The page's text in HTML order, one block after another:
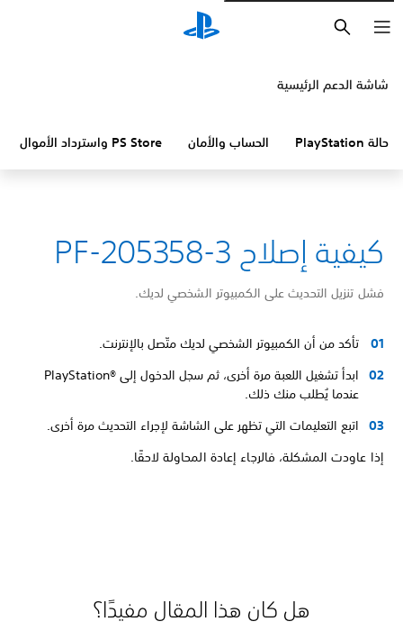
شاشة الدعم الرئيسية
حالة PlayStation الحساب والأمان PS Store واسترداد الأموال
كيفية إصلاح PF-205358-3
فشل تنزيل التحديث على الكمبيوتر الشخصي لديك.
تأكد من أن الكمبيوتر الشخصي لديك متّصل بالإنترنت.
ابدأ تشغيل اللعبة مرة أخرى، ثم سجل الدخول إلى PlayStation®‎
عندما يُطلب منك ذلك.
اتبع التعليمات التي تظهر على الشاشة لإجراء التحديث مرة أخرى.
إذا عاودت المشكلة، فالرجاء إعادة المحاولة لاحقًا.
هل كان هذا المقال مفيدًا؟